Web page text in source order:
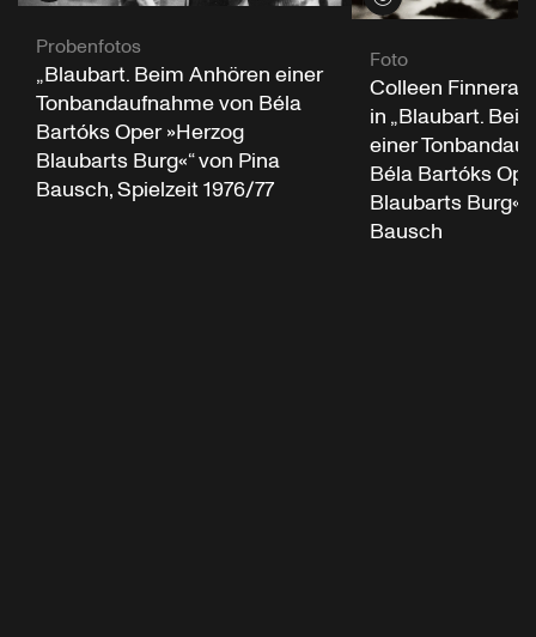
Probenfotos
„Blaubart. Beim Anhören einer
Tonbandaufnahme von Béla
Bartóks Oper »Herzog
Blaubarts Burg«“ von Pina
Bausch, Spielzeit 1976/77
Foto
Colleen
in „Blaubart.
einer
Béla Bartóks
Blaubarts Burg«“
Bausch